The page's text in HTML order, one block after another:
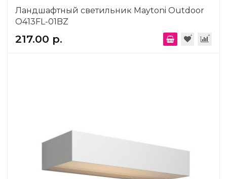
Ландшафтный светильник Maytoni Outdoor
O413FL-01BZ
217.00 р.